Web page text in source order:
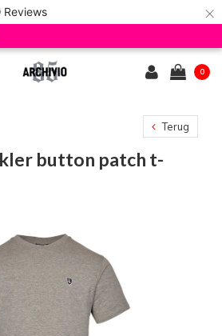
Reviews ×
0
Terug
button patch t-